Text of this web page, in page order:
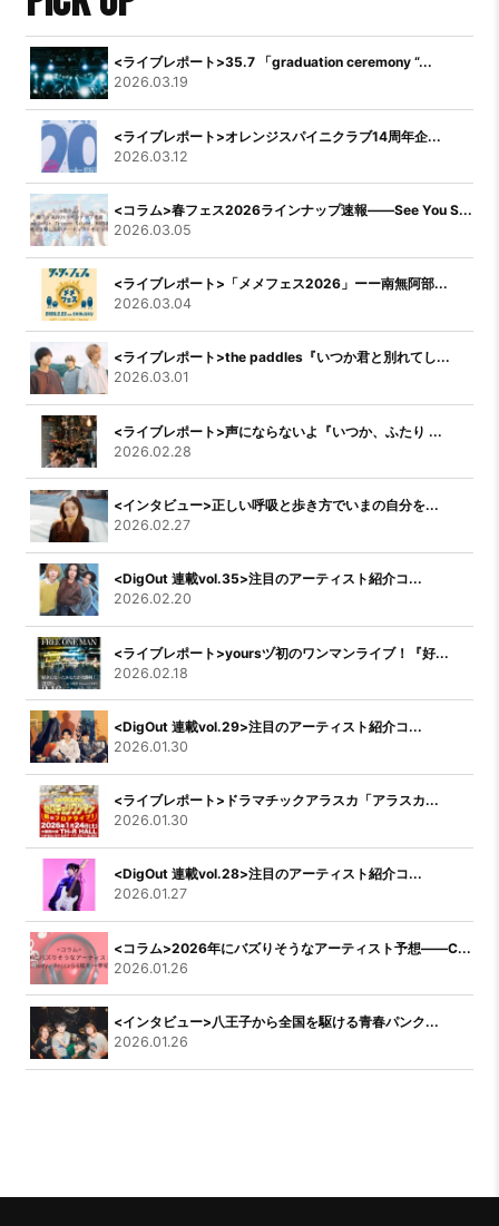
<ライブレポート>35.7 「graduation ceremony “...
2026.03.19
<ライブレポート>オレンジスパイニクラブ14周年企...
2026.03.12
<コラム>春フェス2026ラインナップ速報――See You S...
2026.03.05
<ライブレポート>「メメフェス2026」ーー南無阿部...
2026.03.04
<ライブレポート>the paddles『いつか君と別れてし...
2026.03.01
<ライブレポート>声にならないよ『いつか、ふたり ...
2026.02.28
<インタビュー>正しい呼吸と歩き方でいまの自分を...
2026.02.27
<DigOut 連載vol.35>注目のアーティスト紹介コ...
2026.02.20
<ライブレポート>yoursヅ初のワンマンライブ！『好...
2026.02.18
<DigOut 連載vol.29>注目のアーティスト紹介コ...
2026.01.30
<ライブレポート>ドラマチックアラスカ「アラスカ...
2026.01.30
<DigOut 連載vol.28>注目のアーティスト紹介コ...
2026.01.27
<コラム>2026年にバズりそうなアーティスト予想――C...
2026.01.26
<インタビュー>八王子から全国を駆ける青春パンク...
2026.01.26